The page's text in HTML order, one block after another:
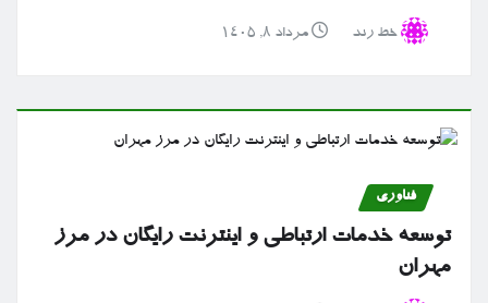
خط رند مرداد ۸, ۱۴۰۵
فناوری
توسعه خدمات ارتباطی و اینترنت رایگان در مرز
مهران